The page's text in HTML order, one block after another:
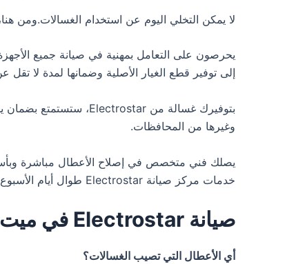
لا يمكن التخلي اليوم عن استخدام الغسالات.ومن
يحرصون على التعامل بمهنية في صيانة جميع
إلى توفير قطع الغيار الأصلية وضمانها لمدة لا
وغيرها من المحافظات.
يصلك فني متخصص في إصلاح الأعطال مباشرة
خدمات مركز صيانة Electrostar طوال أيام الأسبوع.
صيانة Electrostar في ميت غمر
أي الأعطال التي تصيب الغسالات؟